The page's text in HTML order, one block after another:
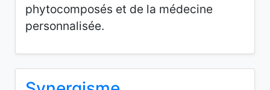
phytocomposés et de la médecine
personnalisée.